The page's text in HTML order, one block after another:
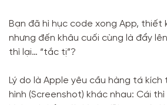
Bạn đã hì hục code xong App, thiết
nhưng đến khâu cuối cùng là đẩy
thì lại… “tắc tị”?
Lý do là Apple yêu cầu hàng tá
hình (Screenshot) khác nhau: Cái